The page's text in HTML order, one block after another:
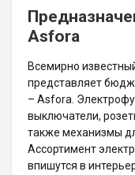
Asforа
Всемирно
представляет
– Asfora.
выключатели,
также механизмы
Ассортимент
впишутся в